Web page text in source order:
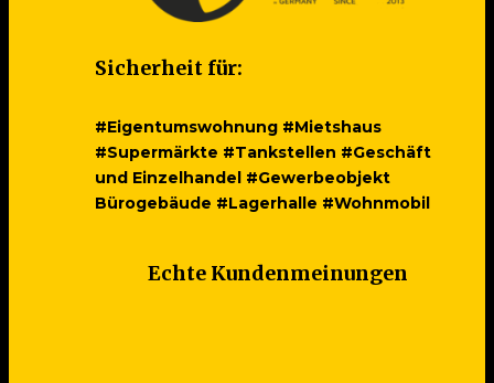
Sicherheit für:
#Eigentumswohnung #Mietshaus
#Supermärkte #Tankstellen #Geschäft
und Einzelhandel #Gewerbeobjekt
Bürogebäude #Lagerhalle #Wohnmobil
Echte Kundenmeinungen